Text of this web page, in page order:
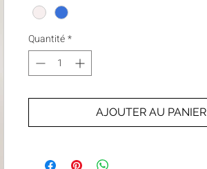
Quantité*
AJOUTER AU PANIER